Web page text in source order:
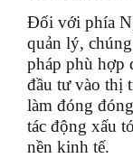
Đối với phía
quản lý,
pháp phù hợp
đầu tư vào thị
làm đóng
tác động xấu
nền kinh tế.